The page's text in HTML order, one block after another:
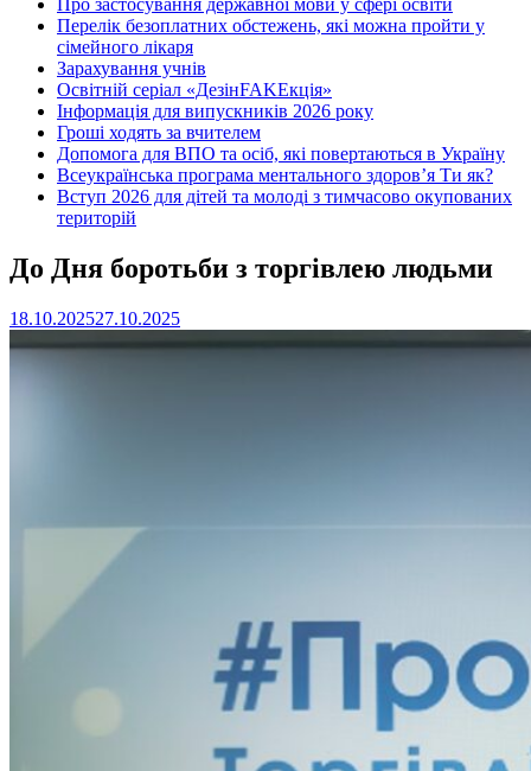
Про застосування державної мови у сфері освіти
Перелік безоплатних обстежень, які можна пройти у
сімейного лікаря
Зарахування учнів
Освітній серіал «ДезінFAKEкція»
Інформація для випускників 2026 року
Гроші ходять за вчителем
Допомога для ВПО та осіб, які повертаються в Україну
Всеукраїнська програма ментального здоров’я Ти як?
Вступ 2026 для дітей та молоді з тимчасово окупованих
територій
До Дня боротьби з торгівлею людьми
18.10.202527.10.2025